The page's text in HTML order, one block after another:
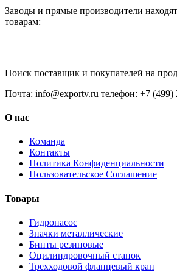
Заводы и прямые производители
товарам:
Поиск поставщик и покупателей на
Почта: info@exportv.ru телефон: +7 (499)
О нас
Команда
Контакты
Политика Конфиденциальности
Пользовательское Соглашение
Товары
Гидронасос
Значки металлические
Бинты резиновые
Оцилиндровочный станок
Трехходовой фланцевый кран